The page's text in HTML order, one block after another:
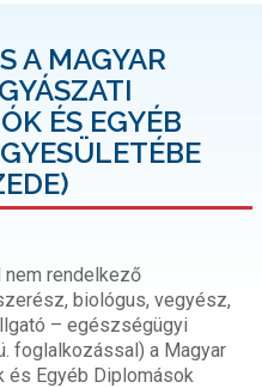
A MAGYAR
ÉS EGYÉB
rendelkező
biológus, vegyész,
– egészségügyi
foglalkozással) a Magyar
és Egyéb Diplomások